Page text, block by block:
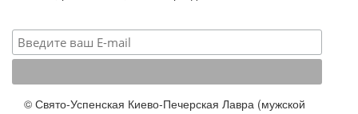
© Свято-Успенская Киево-Печерская Лавра (мужской